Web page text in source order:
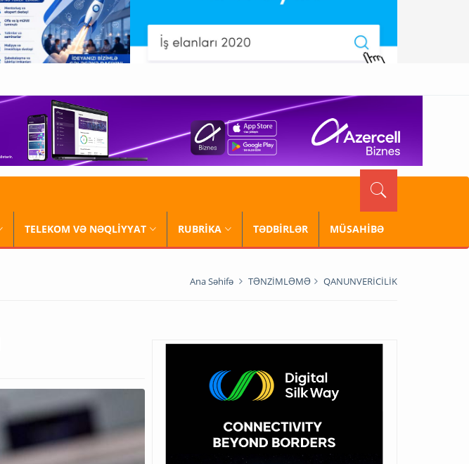
TELEKOM VƏ NƏQLİYYAT RUBRİKA TƏDBİRLƏR MÜSAHİBƏ
Ana Səhifə TƏNZİMLƏMƏ QANUNVERİCİLİK